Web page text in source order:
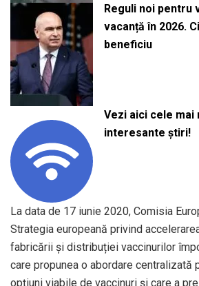
Reguli noi pentru
vacanță în 2026.
beneficiu
Vezi aici cele mai
interesante știri!
La data de 17 iunie 2020, Comisia
Strategia europeană privind
fabricării și distribuției vaccinurilor
care propunea o abordare centralizată
opțiuni viabile de vaccinuri și care a